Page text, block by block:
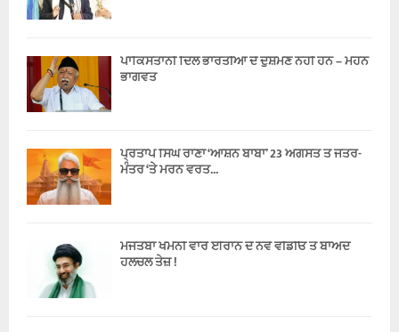
ਪਾਕਿਸਤਾਨੀ ਦਿਲੋਂ ਭਾਰਤੀਆਂ ਦੇ ਦੁਸ਼ਮਣ ਨਹੀਂ ਹਨ – ਮੋਹਨ
ਭਾਗਵਤ
ਪ੍ਰਤਾਪ ਸਿੰਘ ਰਾਣਾ ‘ਆਸ਼ਨ ਬਾਬਾ’ 23 ਅਗਸਤ ਤੋਂ ਜੰਤਰ-
ਮੰਤਰ ‘ਤੇ ਮਰਨ ਵਰਤ...
ਮੋਜਤਬਾ ਖਮੇਨੀ ਵਾਰੇ ਈਰਾਨ ਦੇ ਨਵੇਂ ਵੀਡੀਓ ਤੋਂ ਬਾਅਦ
ਹਲਚਲ ਤੇਜ਼ !